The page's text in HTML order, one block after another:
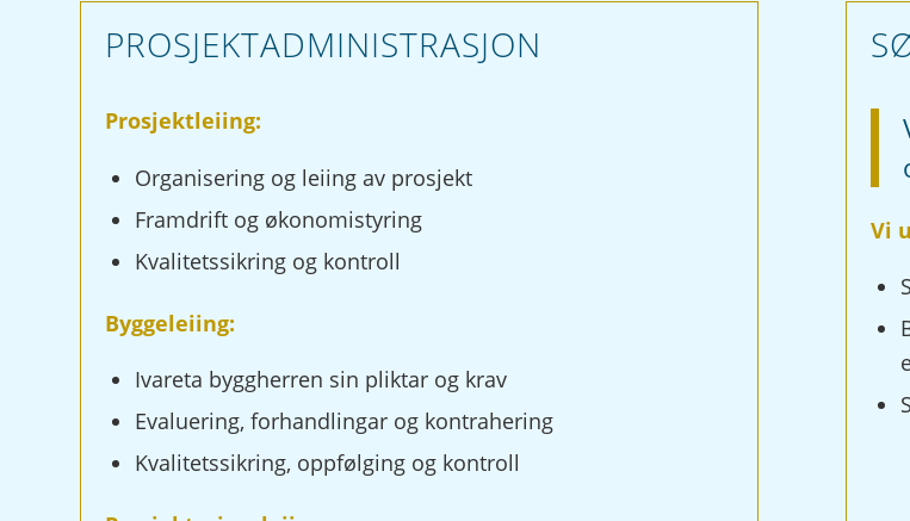
PROSJEKTADMINISTRASJON
Prosjektleiing:
Organisering og leiing av prosjekt
Framdrift og økonomistyring
Kvalitetssikring og kontroll
Byggeleiing:
Ivareta byggherren sin pliktar og krav
Evaluering, forhandlingar og kontrahering
Kvalitetssikring, oppfølging og kontroll
Vi